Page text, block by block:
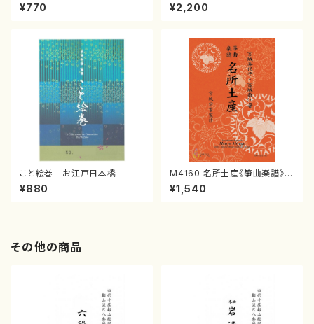
イブ／恋人がサンタクロース(
箏独奏 /大平光美 編曲/楽
¥770
めの（2 Pianos / 菊池 幸夫 /
楽譜）
¥2,200
こと絵巻 お江戸日本橋
¥880
M4160 名所土産《箏曲楽譜》
（箏/宮城喜代子・宮城数江著・
宮城宗家監修/箏曲古典楽譜）
¥1,540
その他の商品